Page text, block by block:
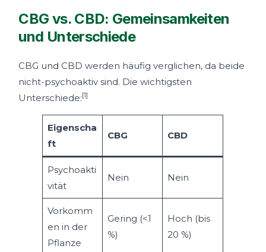
CBG vs. CBD: Gemeinsamkeiten
und Unterschiede
CBG und CBD werden häufig verglichen, da beide
nicht-psychoaktiv sind. Die wichtigsten
Unterschiede:[1]
Eigenscha
ft
CBG CBD
Psychoakti
vität
Nein Nein
Vorkomm
en in der
Pflanze
Gering (<1
%)
Hoch (bis
20 %)